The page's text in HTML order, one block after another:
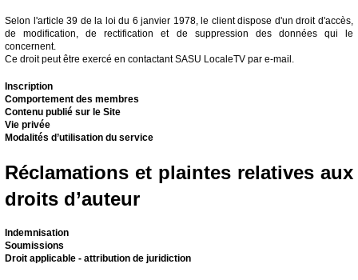
Selon l'article 39 de la loi du 6 janvier 1978, le client dispose d'un droit d'accès,
de modification, de rectification et de suppression des données qui le
concernent.
Ce droit peut être exercé en contactant SASU LocaleTV par e-mail.
Inscription
Comportement des membres
Contenu publié sur le Site
Vie privée
Modalités d’utilisation du service
Réclamations et plaintes relatives aux
droits d’auteur
Indemnisation
Soumissions
Droit applicable - attribution de juridiction